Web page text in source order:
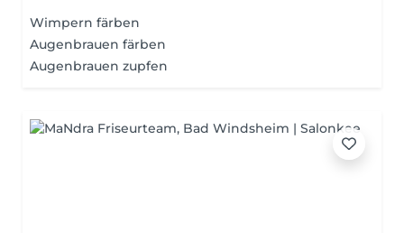
Wimpern färben
Augenbrauen färben
Augenbrauen zupfen